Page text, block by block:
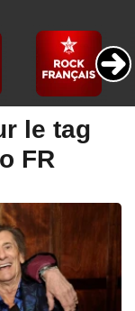
le tag
FR